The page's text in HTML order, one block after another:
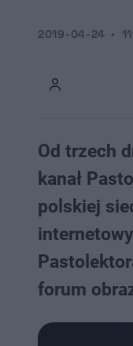
2019-04-24
Od trzech
kanał
polskiej
forum